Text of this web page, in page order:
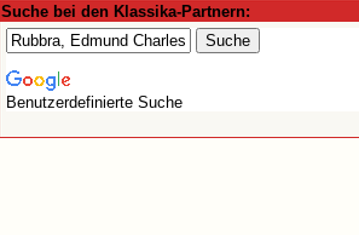
Suche bei den Klassika-Partnern:
Benutzerdefinierte Suche